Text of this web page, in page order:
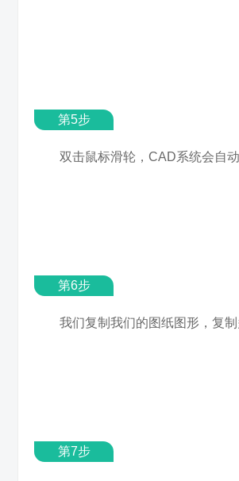
第5步
双击鼠标滑轮，CAD系统会自
第6步
我们复制我们的图纸图形，复
第7步